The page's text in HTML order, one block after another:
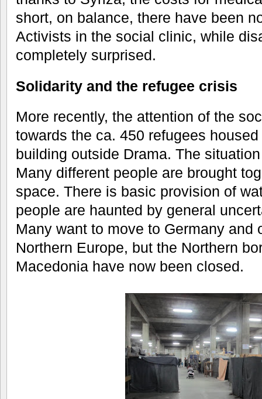
short, on balance, there have been
Activists in the social clinic, while
completely surprised.
Solidarity and the refugee crisis
More recently, the attention of the
towards the ca. 450 refugees
building outside Drama. The
Many different people are brought
space. There is basic provision of
people are haunted by general
Many want to move to Germany and
Northern Europe, but the Northern
Macedonia have now been closed.